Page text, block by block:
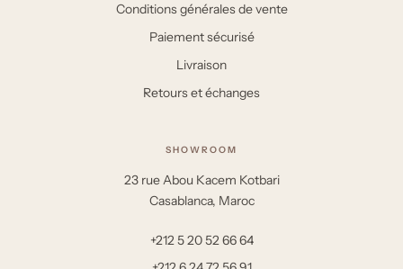
Conditions générales de vente
Paiement sécurisé
Livraison
Retours et échanges
SHOWROOM
23 rue Abou Kacem Kotbari
Casablanca, Maroc
+212 5 20 52 66 64